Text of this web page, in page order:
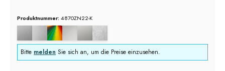
Produktnummer: 4870ZN22-K
Bitte melden Sie sich an, um die Preise einzusehen.